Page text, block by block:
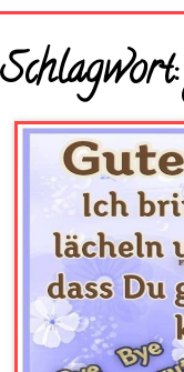
Startseite
Neue Bilder